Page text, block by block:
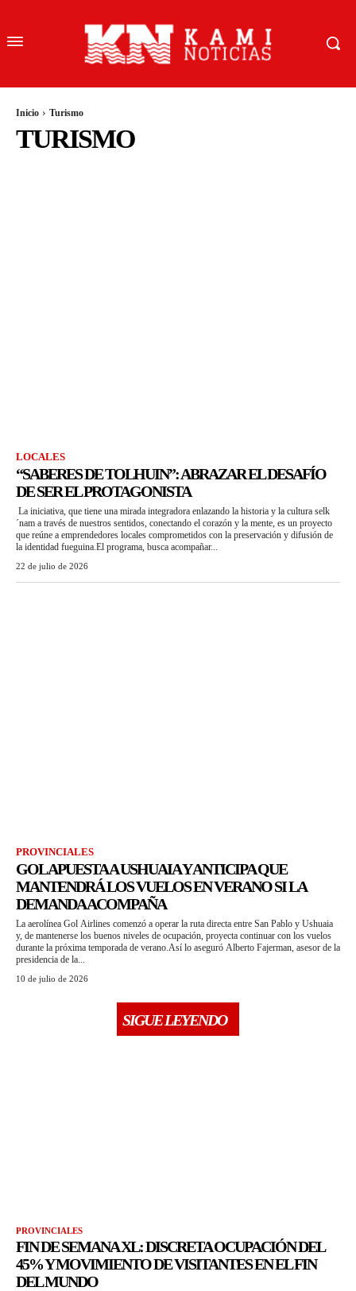
Inicio Turismo
TURISMO
LOCALES
“SABERES DE TOLHUIN”: ABRAZAR EL DESAFÍO
DE SER EL PROTAGONISTA
La iniciativa, que tiene una mirada integradora enlazando la historia y la cultura selk
´nam a través de nuestros sentidos, conectando el corazón y la mente, es un proyecto
que reúne a emprendedores locales comprometidos con la preservación y difusión de
la identidad fueguina.El programa, busca acompañar...
22 de julio de 2026
PROVINCIALES
GOL APUESTA A USHUAIA Y ANTICIPA QUE
MANTENDRÁ LOS VUELOS EN VERANO SI LA
DEMANDA ACOMPAÑA
La aerolínea Gol Airlines comenzó a operar la ruta directa entre San Pablo y Ushuaia
y, de mantenerse los buenos niveles de ocupación, proyecta continuar con los vuelos
durante la próxima temporada de verano.Así lo aseguró Alberto Fajerman, asesor de la
presidencia de la...
10 de julio de 2026
SIGUE LEYENDO
PROVINCIALES
FIN DE SEMANA XL: DISCRETA OCUPACIÓN DEL
45% Y MOVIMIENTO DE VISITANTES EN EL FIN
DEL MUNDO